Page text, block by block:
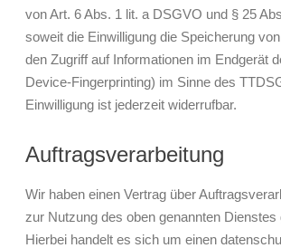
von Art. 6 Abs. 1 lit. a DSGVO und § 25
soweit die Einwilligung die Speicherung
den Zugriff auf Informationen im Endgerät
Device-Fingerprinting) im Sinne des
Einwilligung ist jederzeit widerrufbar.
Auftragsverarbeitung
Wir haben einen Vertrag über
zur Nutzung des oben genannten
Hierbei handelt es sich um einen